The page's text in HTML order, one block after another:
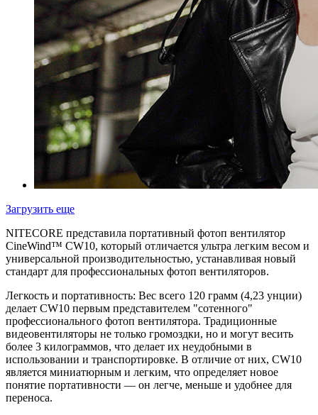
Загрузить еще
NITECORE представила портативный фотоп вентилятор
CineWind™ CW10, который отличается ультра легким весом и
универсальной производительностью, устанавливая новый
стандарт для профессиональных фотоп вентиляторов.
Легкость и портативность: Вес всего 120 грамм (4,23 унции)
делает CW10 первым представителем "сотенного"
профессионального фотоп вентилятора. Традиционные
видеовентиляторы не только громоздки, но и могут весить
более 3 килограммов, что делает их неудобными в
использовании и транспортировке. В отличие от них, CW10
является миниатюрным и легким, что определяет новое
понятие портативности — он легче, меньше и удобнее для
переноса.